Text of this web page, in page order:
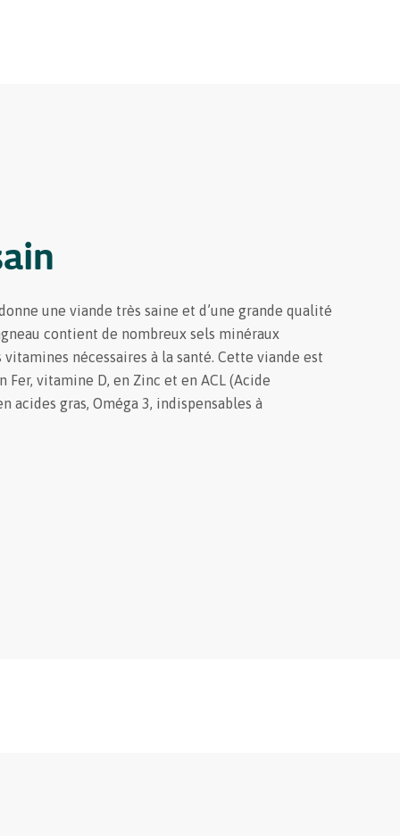
une viande très saine et d’une grande qualité
contient de nombreux sels minéraux
nécessaires à la santé. Cette viande est
vitamine D, en Zinc et en ACL (Acide
acides gras, Oméga 3, indispensables à